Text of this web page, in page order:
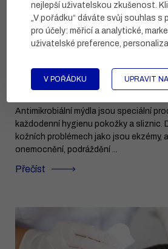
nejlepší uživatelskou zkušenost.
„V pořádku“ dáváte svůj souhlas s
pro účely:měřicí a analytické,
uživatelské preference,
V POŘÁDKU UPRAVIT
Mycí přípravky s
Antimikrobiální mýdla jsou speciální
každodenní hygienu pokožky a sliznic.
kožních problémech jako jsou ekzémy,
onemocnění, podráždění ...
Přečíst